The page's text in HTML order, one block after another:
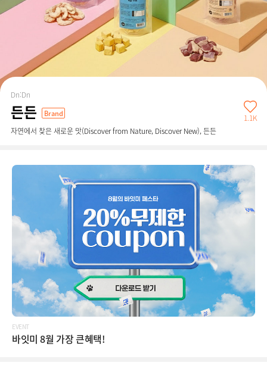
Dn:Dn
든든 Brand
1.1K
자연에서 찾은 새로운 맛(Discover from Nature, Discover New), 든든
EVENT
바잇미 8월 가장 큰혜택!